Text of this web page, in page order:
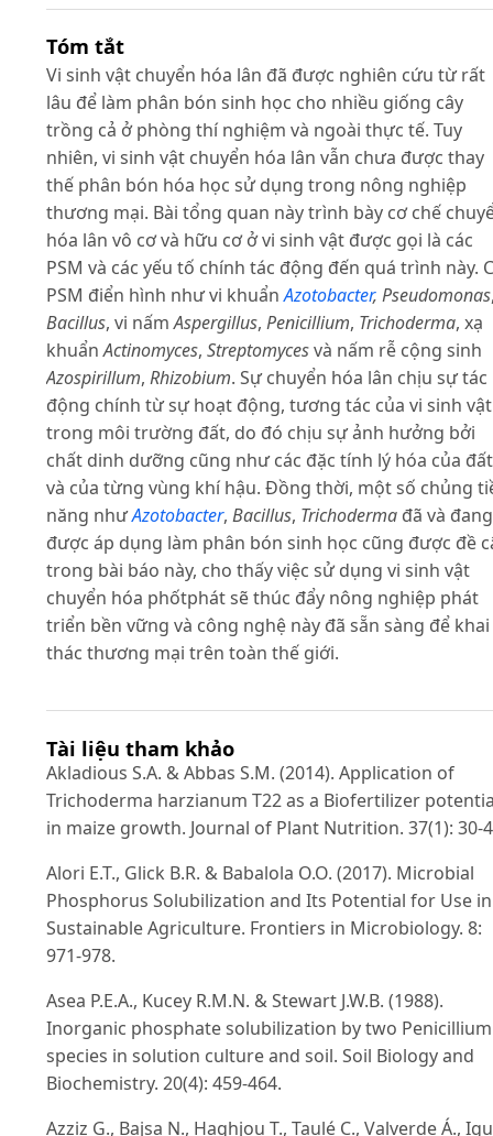
Tóm tắt
Vi sinh vật chuyển hóa lân đã được nghiên cứu từ rất
lâu để làm phân bón sinh học cho nhiều giống cây
trồng cả ở phòng thí nghiệm và ngoài thực tế. Tuy
nhiên, vi sinh vật chuyển hóa lân vẫn chưa được thay
thế phân bón hóa học sử dụng trong nông nghiệp
thương mại. Bài tổng quan này trình bày cơ chế
hóa lân vô cơ và hữu cơ ở vi sinh vật được gọi là các
PSM và các yếu tố chính tác động đến quá trình này.
PSM điển hình như vi khuẩnAzotobacter, Pseudomonas
Bacillus, vi nấmAspergillus, Penicillium, Trichoderma, xạ
khuẩnActinomyces, Streptomycesvà nấm rễ cộng sinh
Azospirillum, Rhizobium. Sự chuyển hóa lân chịu sự tác
động chính từ sự hoạt động, tương tác của vi sinh vật
trong môi trường đất, do đó chịu sự ảnh hưởng bởi
chất dinh dưỡng cũng như các đặc tính lý hóa của đất
và của từng vùng khí hậu. Đồng thời, một số chủng
năng nhưAzotobacter, Bacillus, Trichoderma đã và đang
được áp dụng làm phân bón sinh học cũng được đề
trong bài báo này, cho thấy việc sử dụng vi sinh vật
chuyển hóa phốtphát sẽ thúc đẩy nông nghiệp phát
triển bền vững và công nghệ này đã sẵn sàng để khai
thác thương mại trên toàn thế giới.
Tài liệu tham khảo
Akladious S.A. & Abbas S.M. (2014). Application of
Trichoderma harzianum T22 as a Biofertilizer
in maize growth. Journal of Plant Nutrition. 37(1): 30-
Alori E.T., Glick B.R. & Babalola O.O. (2017). Microbial
Phosphorus Solubilization and Its Potential for Use in
Sustainable Agriculture. Frontiers in Microbiology. 8:
971-978.
Asea P.E.A., Kucey R.M.N. & Stewart J.W.B. (1988).
Inorganic phosphate solubilization by two Penicillium
species in solution culture and soil. Soil Biology and
Biochemistry. 20(4): 459-464.
Azziz G., Bajsa N., Haghjou T., Taulé C., Valverde Á.,